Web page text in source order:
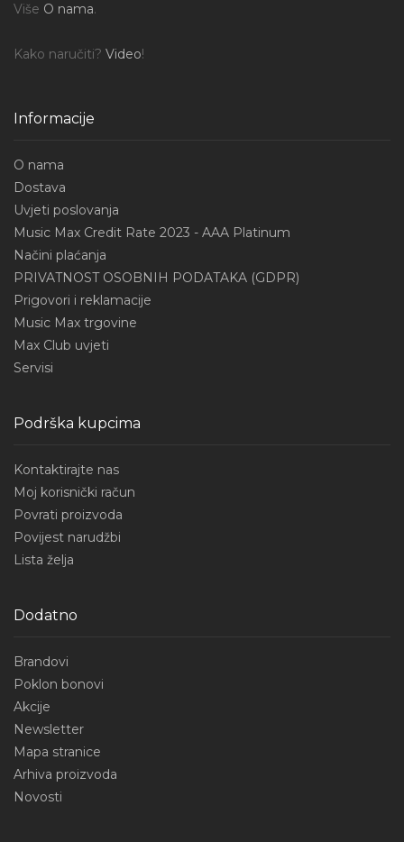
Više O nama.
Kako naručiti? Video!
Informacije
O nama
Dostava
Uvjeti poslovanja
Music Max Credit Rate 2023 - AAA Platinum
Načini plaćanja
PRIVATNOST OSOBNIH PODATAKA (GDPR)
Prigovori i reklamacije
Music Max trgovine
Max Club uvjeti
Servisi
Podrška kupcima
Kontaktirajte nas
Moj korisnički račun
Povrati proizvoda
Povijest narudžbi
Lista želja
Dodatno
Brandovi
Poklon bonovi
Akcije
Newsletter
Mapa stranice
Arhiva proizvoda
Novosti